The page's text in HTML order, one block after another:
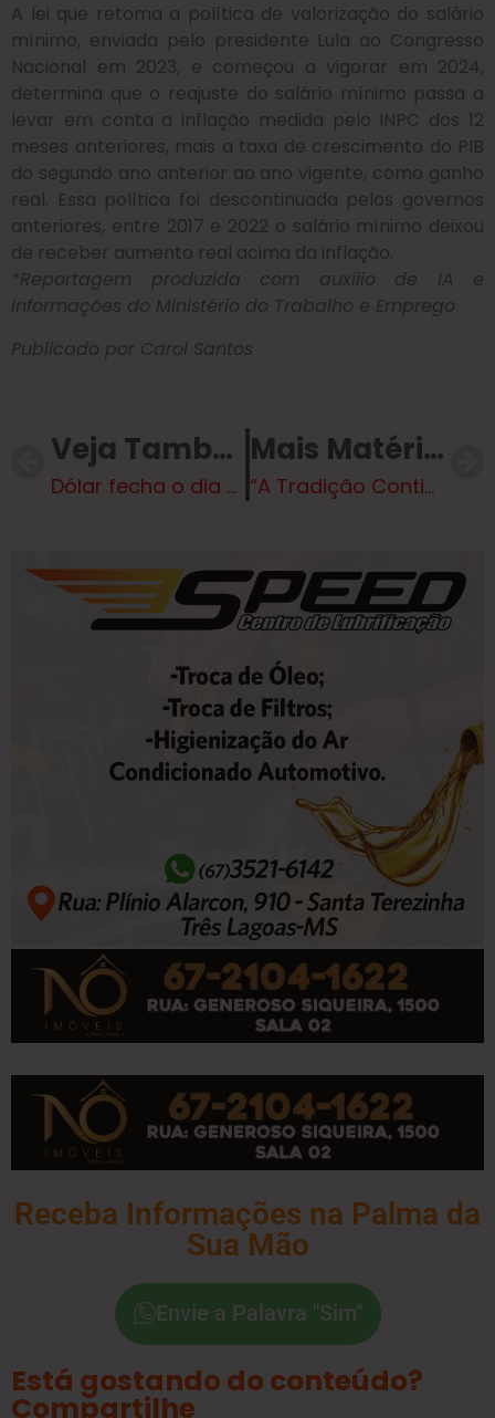
A lei que retoma a política de valorização do salário
mínimo, enviada pelo presidente Lula ao Congresso
Nacional em 2023, e começou a vigorar em 2024,
determina que o reajuste do salário mínimo passa a
levar em conta a inflação medida pelo INPC dos 12
meses anteriores, mais a taxa de crescimento do PIB
do segundo ano anterior ao ano vigente, como ganho
real. Essa política foi descontinuada pelos governos
anteriores, entre 2017 e 2022 o salário mínimo deixou
de receber aumento real acima da inflação.
*Reportagem produzida com auxílio de IA e
informações do Ministério do Trabalho e Emprego
Publicado por Carol Santos
Veja Também
Dólar fecha o dia a R$ 6,17, mas termina 2024 com alta de 27% em relação ao real
Mais Matérias
“A Tradição Continua: Velha Guarda da Mirim e Veteranos da Banda Marcial Cristo Redentor de Três Lagoas”
Receba Informações na Palma da
Sua Mão
Envie a Palavra "Sim"
Está gostando do conteúdo?
Compartilhe